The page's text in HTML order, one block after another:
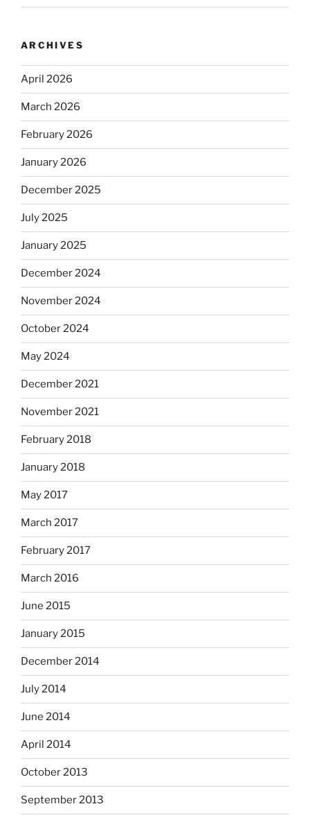
ARCHIVES
April 2026
March 2026
February 2026
January 2026
December 2025
July 2025
January 2025
December 2024
November 2024
October 2024
May 2024
December 2021
November 2021
February 2018
January 2018
May 2017
March 2017
February 2017
March 2016
June 2015
January 2015
December 2014
July 2014
June 2014
April 2014
October 2013
September 2013